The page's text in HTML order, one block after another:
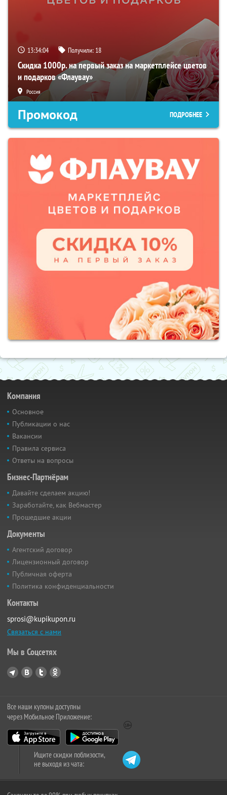
13:34:03 Получили: 18
Скидка 1000р. на первый заказ на маркетплейсе цветов
и подарков «Флаувау»
Россия
Промокод ПОДРОБНЕЕ
Компания
Основное
Публикации о нас
Вакансии
Правила сервиса
Ответы на вопросы
Бизнес-Партнёрам
Давайте сделаем акцию!
Заработайте, как Вебмастер
Прошедшие акции
Документы
Агентский договор
Лицензионный договор
Публичная оферта
Политика конфиденциальности
Контакты
sprosi@kupikupon.ru
Связаться с нами
Мы в Соцсетях
Все наши купоны доступны
через Мобильное Приложение:
Ищите скидки поблизости,
не выходя из чата: